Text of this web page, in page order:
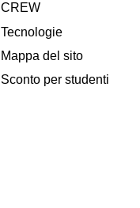
CREW
Tecnologie
Mappa del sito
Sconto per studenti